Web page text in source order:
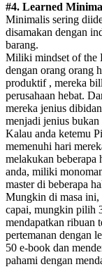
#4. Learned
Minimalis sering
disamakan dengan
barang.
Miliki mindset of the
dengan orang orang
produktif , mereka
perusahaan hebat.
mereka jenius
menjadi jenius
Kalau anda ketemu
memenuhi hari
melakukan
anda, miliki
master di beberapa
Mungkin di masa ini,
capai, mungkin pilih
mendapatkan ribuan
pertemanan dengan
50 e-book dan
pahami dengan